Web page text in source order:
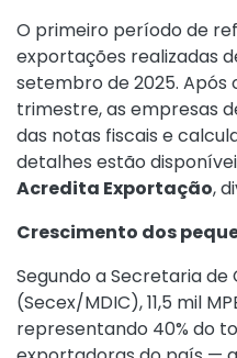
O primeiro período de
exportações realizadas
setembro de 2025.
trimestre, as empresas
das notas fiscais e
detalhes estão
Acredita Exportação,
Crescimento dos
Segundo a Secretaria
(Secex/MDIC), 11,5 mil
representando 40% do